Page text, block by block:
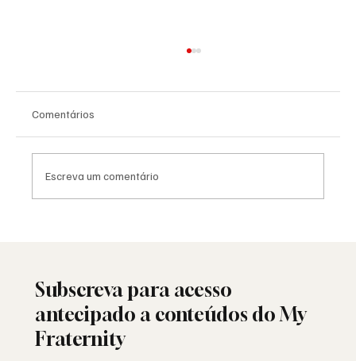
Comentários
Escreva um comentário
Subscreva para acesso
antecipado a conteúdos do My
Fraternity